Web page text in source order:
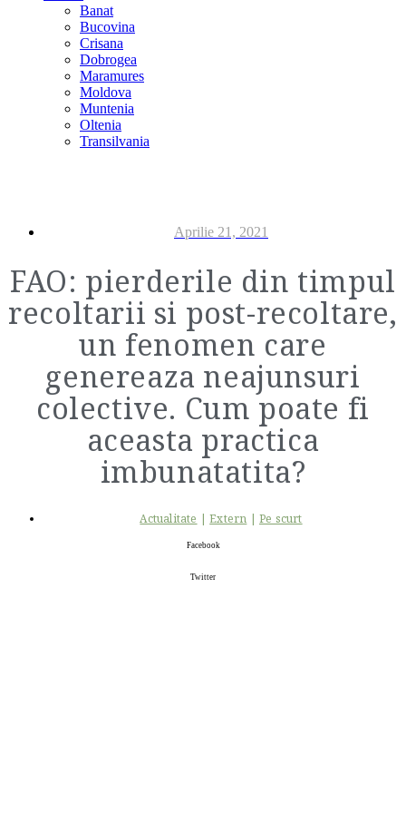
Banat
Bucovina
Crisana
Dobrogea
Maramures
Moldova
Muntenia
Oltenia
Transilvania
Aprilie 21, 2021
FAO: pierderile din timpul
recoltarii si post-recoltare,
un fenomen care
genereaza neajunsuri
colective. Cum poate fi
aceasta practica
imbunatatita?
Actualitate |Extern | Pe scurt
Facebook
Twitter